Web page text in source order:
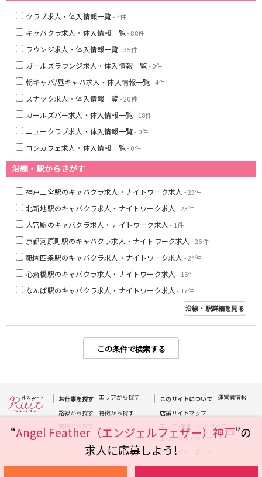
クラブ求人・体入情報一覧- 7件
キャバクラ求人・体入情報一覧- 88件
ラウンジ求人・体入情報一覧- 35件
ガールズラウンジ求人・体入情報一覧- 0件
朝キャバ/昼キャバ求人・体入情報一覧- 4件
スナック求人・体入情報一覧- 20件
ガールズバー求人・体入情報一覧- 18件
ニュークラブ求人・体入情報一覧- 0件
コンカフェ求人・体入情報一覧- 0件
沿線・駅からさがす
神戸三宮駅のキャバクラ求人・ナイトワーク求人 - 23件
北新地駅のキャバクラ求人・ナイトワーク求人 - 23件
大宮駅のキャバクラ求人・ナイトワーク求人 - 1件
京都河原町駅のキャバクラ求人・ナイトワーク求人 - 26件
祇園四条駅のキャバクラ求人・ナイトワーク求人 - 24件
心斎橋駅のキャバクラ求人・ナイトワーク求人 - 16件
なんば駅のキャバクラ求人・ナイトワーク求人 - 17件
沿線・駅詳細を見る
この条件で検索する
山陽電鉄本線
山陽姫路駅
播磨町駅
山陽明石駅
阪急宝塚本線
十三駅
阪神本線
神戸三宮駅
尼崎駅
西宮駅
出屋敷駅
福島駅
JR山陽本線(姫路～岡山)
姫路駅
JR大阪環状線
大阪駅
京橋駅
天満駅
弁天町駅
扇町駅
近鉄難波線
近鉄日本橋駅 布施駅
お仕事を探す エリアから探す
路線から探す
特徴から探す
業種から探す
このサイトについて
運営者情報
店舗サイトマップ
エリアx業種サイトマップ
エリアサイトマップ
プライバシーポリシー
“Angel Feather（エンジェルフェザー）神戸”の
求人に応募しよう!